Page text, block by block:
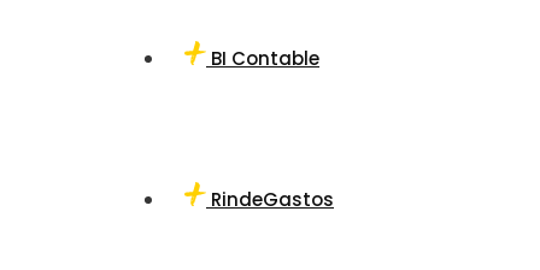
BI Contable
RindeGastos